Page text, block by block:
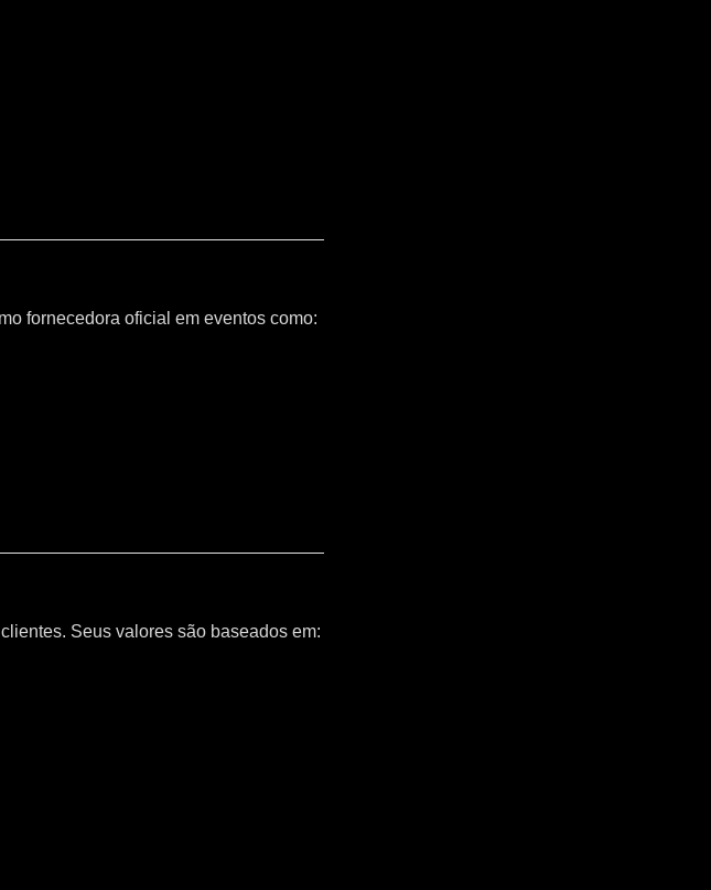
fornecedora oficial em eventos como:
Seus valores são baseados em: